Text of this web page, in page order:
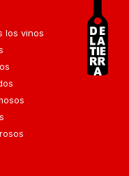
los vinos